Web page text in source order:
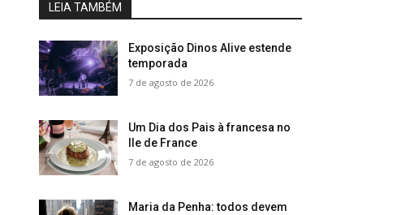
LEIA TAMBÉM
Exposição Dinos Alive estende
temporada
7 de agosto de 2026
Um Dia dos Pais à francesa no
Ile de France
7 de agosto de 2026
Maria da Penha: todos devem